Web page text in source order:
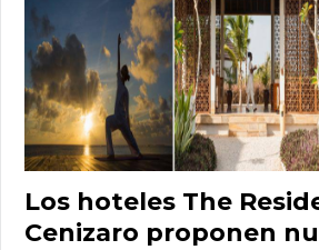
Los hoteles The
Cenizaro proponen